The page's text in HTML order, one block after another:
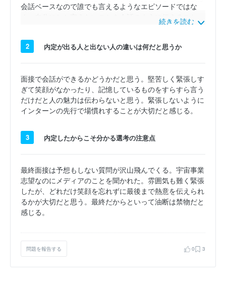
会話ベースなので誰でも言えるようなエピソードではな
く、自分にしか言えないことを会話のように伝えること
で、対話を楽しむ姿勢が大切だと思う。また、志望度をし
っかりと示すために志望動機などを他社と比較してもスカ
パーJSATがいいんだなと思ってくれるような論理付けが
続きを読む
2 内定が出る人と出ない人の違いは何だと思うか
面接で会話ができるかどうかだと思う。堅苦しく緊張しす
ぎて笑顔がなかったり、記憶しているものをすらすら言う
だけだと人の魅力は伝わらないと思う。緊張しないように
インターンの先行で場慣れすることが大切だと感じる。
3 内定したからこそ分かる選考の注意点
最終面接は予想もしない質問が沢山飛んでくる。宇宙事業
志望なのにメディアのことを聞かれた。雰囲気も難く緊張
したが、どれだけ笑顔を忘れずに最後まで熱意を伝えられ
るかが大切だと思う。最終だからといって油断は禁物だと
感じる。
問題を報告する 0 3